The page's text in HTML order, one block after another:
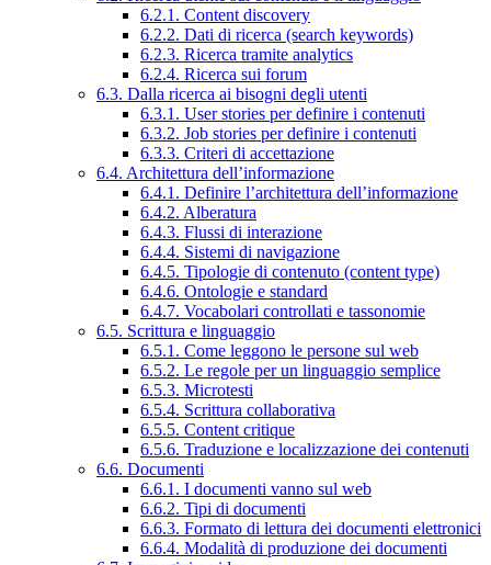
6.2.1. Content discovery
6.2.2. Dati di ricerca (search keywords)
6.2.3. Ricerca tramite analytics
6.2.4. Ricerca sui forum
6.3. Dalla ricerca ai bisogni degli utenti
6.3.1. User stories per definire i contenuti
6.3.2. Job stories per definire i contenuti
6.3.3. Criteri di accettazione
6.4. Architettura dell’informazione
6.4.1. Definire l’architettura dell’informazione
6.4.2. Alberatura
6.4.3. Flussi di interazione
6.4.4. Sistemi di navigazione
6.4.5. Tipologie di contenuto (content type)
6.4.6. Ontologie e standard
6.4.7. Vocabolari controllati e tassonomie
6.5. Scrittura e linguaggio
6.5.1. Come leggono le persone sul web
6.5.2. Le regole per un linguaggio semplice
6.5.3. Microtesti
6.5.4. Scrittura collaborativa
6.5.5. Content critique
6.5.6. Traduzione e localizzazione dei contenuti
6.6. Documenti
6.6.1. I documenti vanno sul web
6.6.2. Tipi di documenti
6.6.3. Formato di lettura dei documenti elettronici
6.6.4. Modalità di produzione dei documenti